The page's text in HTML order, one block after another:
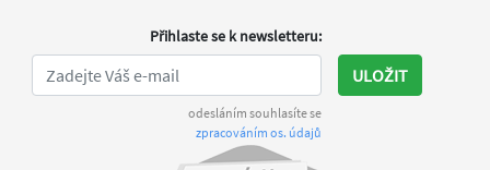
Přihlaste se k newsletteru:
odesláním souhlasíte se
zpracováním os. údajů
ULOŽIT